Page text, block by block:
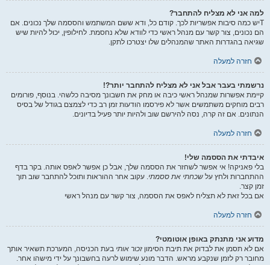
למה אני לא מצליח להתחבר?
Tיש כמה סיבות אפשריות לכך. קודם כל, ודא ששם המשתמש והססמה שלך נכונים. אם
הם נכונים, צור קשר עם מנהל ראשי כדי לוודא שלא נחסמת. לחילופין, יכול להיות שיש
שגיאה בהגדרות האתר שהמנהלים שלו יצטרכו לתקן.
חזרה למעלה
נרשמתי בעבר אבל אני לא מצליח להתחבר יותר?!
קיימת אפשרות שמנהל ראשי כיבה או מחק את חשבונך מסיבה כלשהי. בנוסף, פורומים
רבים מוחקים משתמשים אשר לא פירסמו הודעות זמן רב כדי לצמצם בגודל של בסיס
הנתונים. אם זה קרה, נסה להירשם שוב ולהיות יותר פעיל בדיונים.
חזרה למעלה
איבדתי את הססמה שלי!
בלי פאניקה! אי אפשר לשחזר את הססמה שלך, אבל כן אפשר לאפס אותה. בקר בדף
ההתחברות ולחץ על שכחתי את ססמתי. עקוב אחר ההוראות ותוכל להתחבר שוב תוך
זמן קצר.
אם בכל זאת לא תצליח לאפס את הססמה, צור קשר עם מנהל ראשי
חזרה למעלה
מדוע אני מתנתק באופן אוטומטי?
אם לא תסמן את לבדוק את תיבת הסימוןזכור אותי בעת הכניסה, המערכת תשאיר אותך
מחובר רק לזמן שנקבע מראש. הדבר מונע שימוש לרעה בחשבונך על ידי מישהו אחר.